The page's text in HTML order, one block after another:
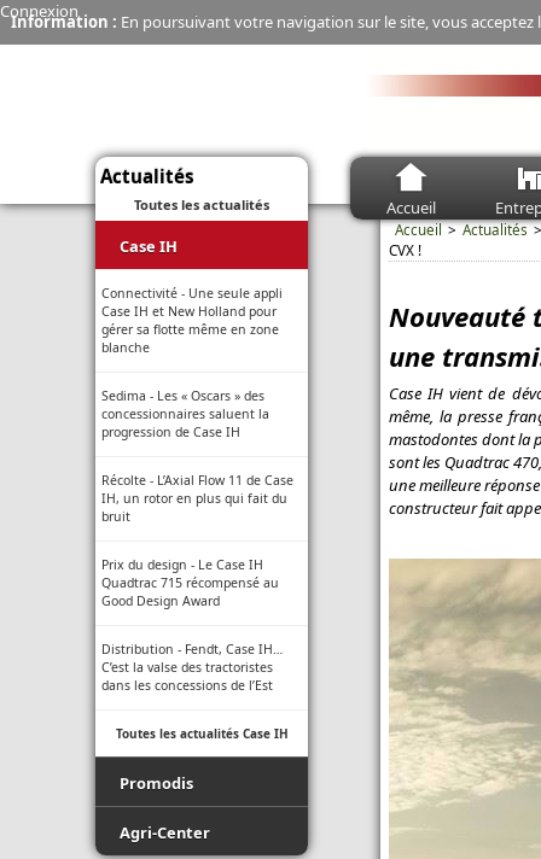
Information : En poursuivant votre navigation sur le site, vous
Connexion
Accueil
Actualités
Toutes les actualités
Case IH
Connectivité - Une seule appli
Case IH et New Holland pour
gérer sa flotte même en zone
blanche
Sedima - Les « Oscars » des
concessionnaires saluent la
progression de Case IH
Récolte - L’Axial Flow 11 de Case
IH, un rotor en plus qui fait du
bruit
Prix du design - Le Case IH
Quadtrac 715 récompensé au
Good Design Award
Distribution - Fendt, Case IH…
C’est la valse des tractoristes
dans les concessions de l’Est
Toutes les actualités Case IH
Promodis
Film - Ficelle - Filet - Conseil du
Agri-Center
Accueil
Actualités
CVX !
Nouveauté
une
Case IH vient de
même, la presse
mastodontes dont la
sont les Quadtrac
une meilleure
constructeur fait